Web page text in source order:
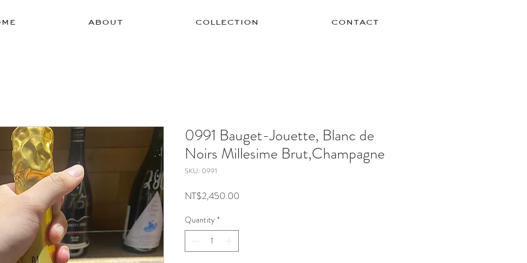
about collection contact
0991 Bauget-Jouette, Blanc de
Noirs Millesime Brut,Champagne
SKU: 0991
NT$2,450.00
Quantity *